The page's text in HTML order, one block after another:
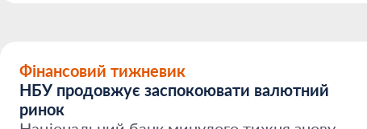
Фінансовий тижневик
НБУ продовжує заспокоювати валютний
ринок